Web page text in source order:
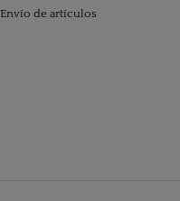
Envío de artículos